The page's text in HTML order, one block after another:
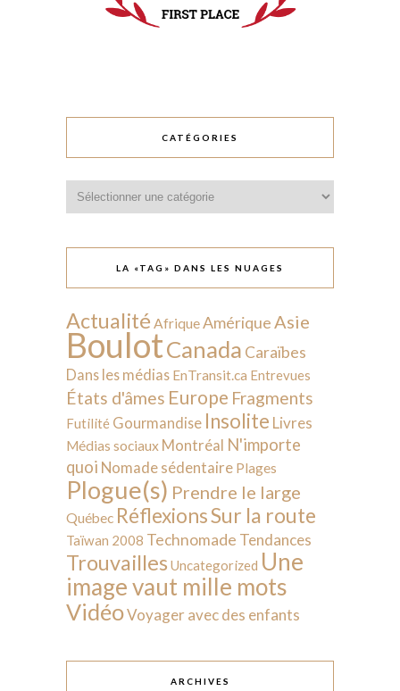
CATÉGORIES
LA «TAG» DANS LES NUAGES
Actualité AfriqueAmérique Asie
BoulotCanada Caraïbes
Dans les médias EnTransit.ca Entrevues
États d'âmes Europe Fragments
Futilité Gourmandise Insolite Livres
Médias sociaux Montréal N'importe
quoi Nomade sédentaire Plages
Plogue(s) Prendre le large
Québec RéflexionsSur la route
Taïwan 2008 Technomade Tendances
Trouvailles Uncategorized Une
image vaut mille mots
VidéoVoyager avec des enfants
ARCHIVES